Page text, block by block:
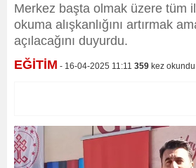
Merkez başta olmak üzere tüm
okuma alışkanlığını artırmak
açılacağını duyurdu.
EĞİTİM - 16-04-2025 11:11 359 kez